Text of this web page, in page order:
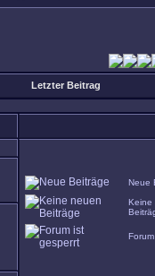
Letzter Beitrag
Neue
Keine